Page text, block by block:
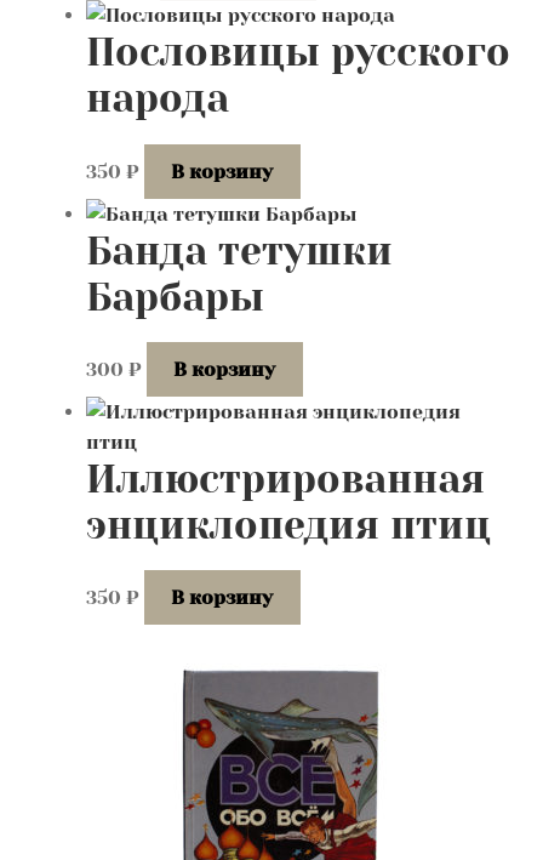
Пословицы русского
народа
350 ₽ В корзину
Банда тетушки
Барбары
300 ₽ В корзину
Иллюстрированная
энциклопедия птиц
350 ₽ В корзину